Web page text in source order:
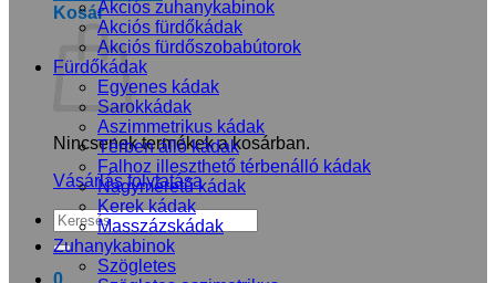
Kosár
Nincsenek termékek a kosárban.
Vásárlás folytatása
Keresés
a
következőre:
Akciós zuhanykabinok
Akciós fürdőkádak
Akciós fürdőszobabútorok
Fürdőkádak
Egyenes kádak
Sarokkádak
Aszimmetrikus kádak
Térben álló kádak
Falhoz illeszthető térbenálló kádak
Nagyméretű kádak
Kerek kádak
Masszázskádak
Zuhanykabinok
Szögletes